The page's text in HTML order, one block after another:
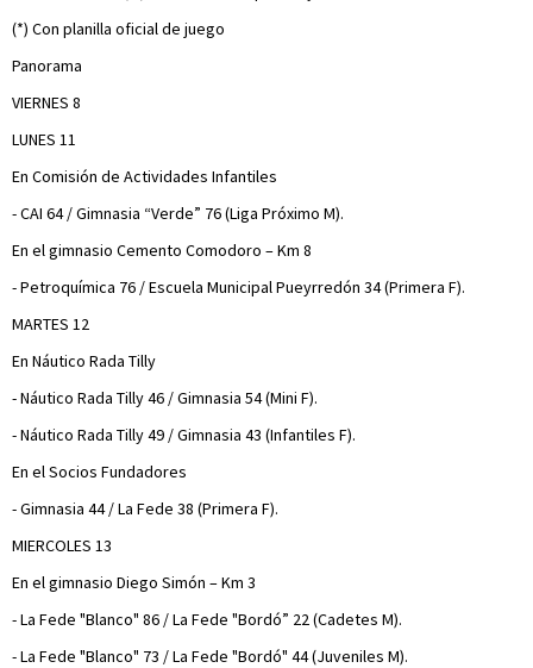
(*) Con planilla oficial de juego
Panorama
VIERNES 8
LUNES 11
En Comisión de Actividades Infantiles
- CAI 64 / Gimnasia “Verde” 76 (Liga Próximo M).
En el gimnasio Cemento Comodoro – Km 8
- Petroquímica 76 / Escuela Municipal Pueyrredón 34 (Primera F).
MARTES 12
En Náutico Rada Tilly
- Náutico Rada Tilly 46 / Gimnasia 54 (Mini F).
- Náutico Rada Tilly 49 / Gimnasia 43 (Infantiles F).
En el Socios Fundadores
- Gimnasia 44 / La Fede 38 (Primera F).
MIERCOLES 13
En el gimnasio Diego Simón – Km 3
- La Fede "Blanco" 86 / La Fede "Bordó” 22 (Cadetes M).
- La Fede "Blanco" 73 / La Fede "Bordó" 44 (Juveniles M).